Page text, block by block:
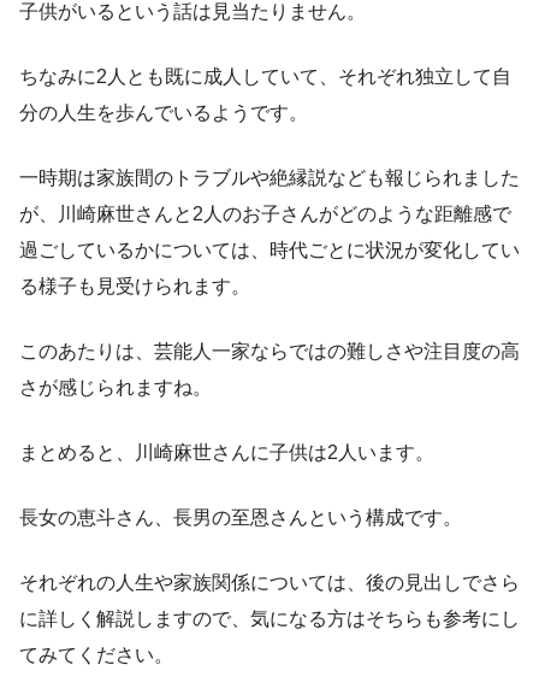
子供がいるという話は見当たりません。
ちなみに2人とも既に成人していて、それぞれ独立して自
分の人生を歩んでいるようです。
一時期は家族間のトラブルや絶縁説なども報じられました
が、川崎麻世さんと2人のお子さんがどのような距離感で
過ごしているかについては、時代ごとに状況が変化してい
る様子も見受けられます。
このあたりは、芸能人一家ならではの難しさや注目度の高
さが感じられますね。
まとめると、川崎麻世さんに子供は2人います。
長女の恵斗さん、長男の至恩さんという構成です。
それぞれの人生や家族関係については、後の見出しでさら
に詳しく解説しますので、気になる方はそちらも参考にし
てみてください。